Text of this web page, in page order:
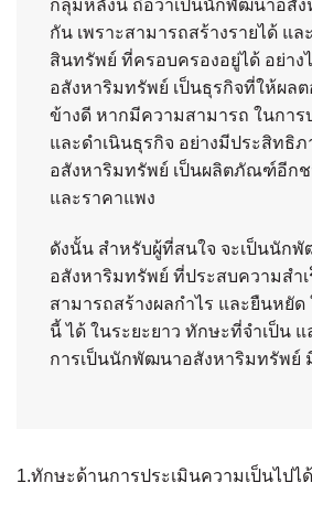
กลุ่มหลังนี้ ถือว่าเป็นนักพัฒนาอสัง
กัน เพราะสามารถสร้างรายได้ แล
สินทรัพย์ ที่ครอบครองอยู่ได้ อย่าง
อสังหาริมทรัพย์ เป็นธุรกิจที่ให้ผล
ข้างดี หากมีความสามารถ ในการ
และดำเนินธุรกิจ อย่างมีประสิทธิภ
อสังหาริมทรัพย์ เป็นผลิตภัณฑ์อีก
และราคาแพง
ดังนั้น สำหรับผู้ที่สนใจ จะเป็นนักพั
อสังหาริมทรัพย์ ที่ประสบความสำ
สามารถสร้างผลกำไร และยืนหยัด
นี้ ได้ ในระยะยาว ทักษะที่จำเป็น
การเป็นนักพัฒนาอสังหาริมทรัพย์
1.ทักษะด้านการประเมินความเป็นไปไ